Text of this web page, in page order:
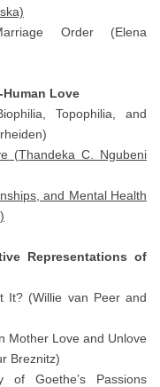
Order (Elena
Love
Topophilia, and
(Thandeka C. Ngubeni
and Mental Health
Representations of
It? (Willie van Peer and
Mother Love and Unlove
Breznitz)
of Goethe’s Passions